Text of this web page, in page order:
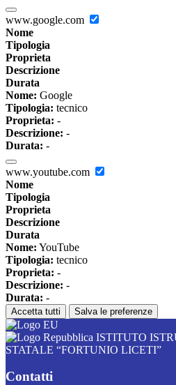
www.google.com
Nome
Tipologia
Proprieta
Descrizione
Durata
Nome: Google
Tipologia: tecnico
Proprieta: -
Descrizione: -
Durata: -
www.youtube.com
Nome
Tipologia
Proprieta
Descrizione
Durata
Nome: YouTube
Tipologia: tecnico
Proprieta: -
Descrizione: -
Durata: -
Accetta tutti Salva le preferenze
ISTITUTO
STATALE “FORTUNIO LICETI”
Contatti